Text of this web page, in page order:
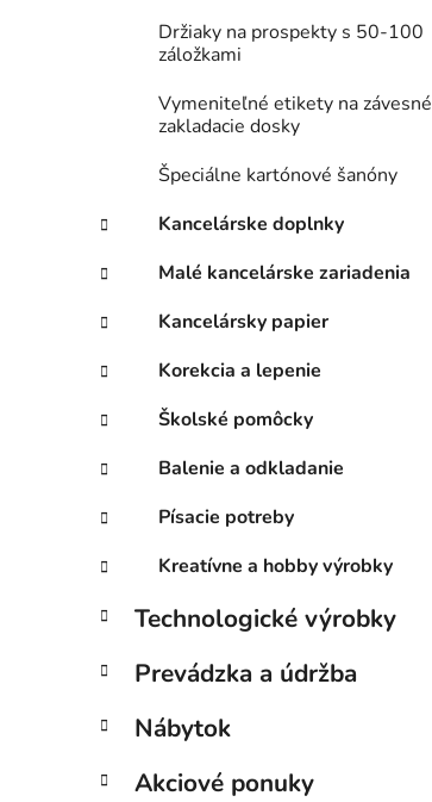
Držiaky na prospekty s 50-100
záložkami
Vymeniteľné etikety na závesné
zakladacie dosky
Špeciálne kartónové šanóny
Kancelárske doplnky
Malé kancelárske zariadenia
Kancelársky papier
Korekcia a lepenie
Školské pomôcky
Balenie a odkladanie
Písacie potreby
Kreatívne a hobby výrobky
Technologické výrobky
Prevádzka a údržba
Nábytok
Akciové ponuky